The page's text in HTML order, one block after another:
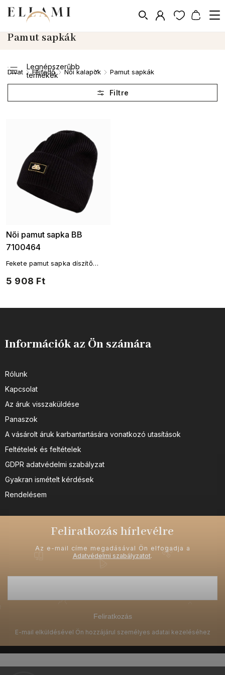
Divat / Fejfedő / Női kalapok / Pamut sapkák
Pamut sapkák
Legnépszerűbb
termékek
Legolcsóbb elöl
Legdrágább
Női pamut sapka BB
7100464
5 908 Ft
Fekete pamut sapka díszítő
Információk az Ön számára
Rólunk
Kapcsolat
Az áruk visszaküldése
Panaszok
A vásárolt áruk karbantartására vonatkozó utasítások
Feltételek és feltételek
GDPR adatvédelmi szabályzat
Gyakran ismételt kérdések
Rendelésem
Feliratkozás hírlevélre
Az e-mail címe megadásával Ön elfogadja a
Adatvédelmi szabályzatot.
Feliratkozás